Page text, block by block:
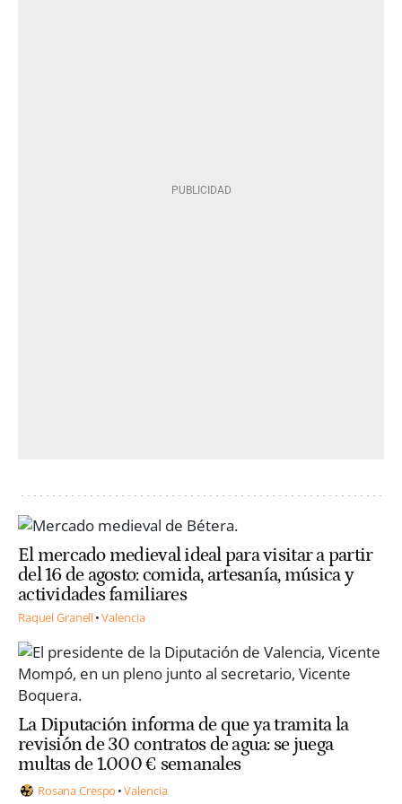
El mercado medieval ideal para visitar a partir
del 16 de agosto: comida, artesanía, música y
actividades familiares
Raquel Granell Valencia
La Diputación informa de que ya tramita la
revisión de 30 contratos de agua: se juega
multas de 1.000 € semanales
Rosana Crespo Valencia